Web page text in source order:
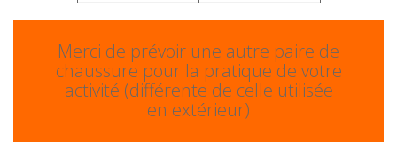
Merci de prévoir une autre paire de
chaussure pour la pratique de votre
activité (différente de celle utilisée
en extérieur)